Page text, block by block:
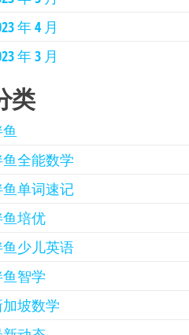
年 4 月
年 3 月
类
全能数学
单词速记
培优
少儿英语
智学
坡数学